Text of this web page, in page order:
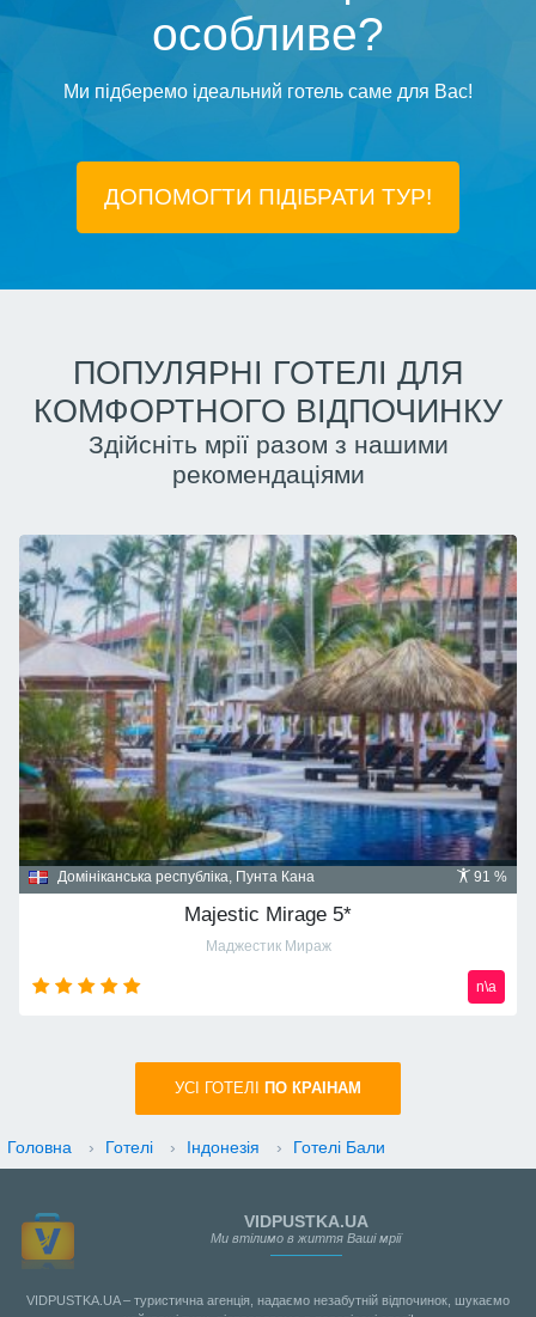
особливе?
Ми підберемо ідеальний готель саме для Вас!
ДОПОМОГТИ ПІДIБРАТИ ТУР!
ПОПУЛЯРНІ ГОТЕЛІ ДЛЯ
КОМФОРТНОГО ВІДПОЧИНКУ
Здійсніть мрії разом з нашими
рекомендаціями
91 %
Домініканська республіка, Пунта Кана
Majestic Mirage 5*
Маджестик Мираж
n\a
УСI ГОТЕЛІ ПО КРАIНАМ
Головна › Готелі › Індонезія › Готелі Бали
VIDPUSTKA.UA
Ми втілимо в життя Ваші мрії
VIDPUSTKA.UA – туристична агенція, надаємо незабутній відпочинок, шукаємо